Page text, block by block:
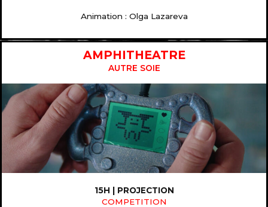
Animation : Olga Lazareva
AMPHITHEATRE
AUTRE SOIE
15H | PROJECTION
COMPETITION